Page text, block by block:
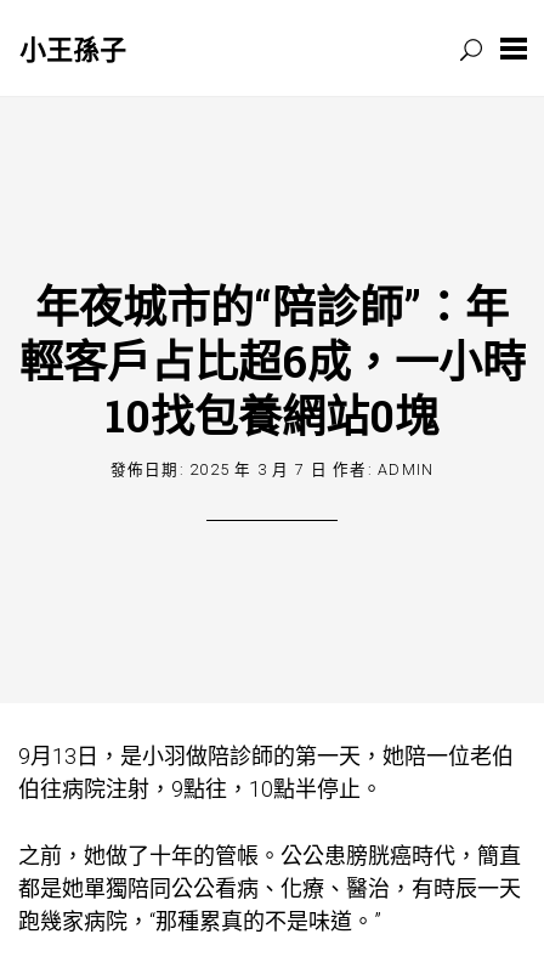
小王孫子
年夜城市的“陪診師”：年
輕客戶占比超6成，一小時
10找包養網站0塊
發佈日期: 2025 年 3 月 7 日 作者:ADMIN
9月13日，是小羽做陪診師的第一天，她陪一位老伯
伯往病院注射，9點往，10點半停止。
之前，她做了十年的管帳。公公患膀胱癌時代，簡直
都是她單獨陪同公公看病、化療、醫治，有時辰一天
跑幾家病院，“那種累真的不是味道。”